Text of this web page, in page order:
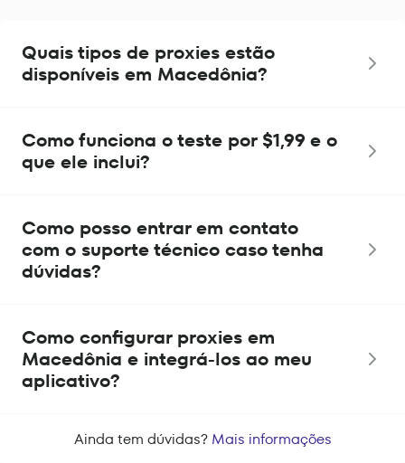
Quais tipos de proxies estão
disponíveis em Macedônia?
Como funciona o teste por $1,99 e o
que ele inclui?
Como posso entrar em contato
com o suporte técnico caso tenha
dúvidas?
Como configurar proxies em
Macedônia e integrá-los ao meu
aplicativo?
Ainda tem dúvidas? Mais informações